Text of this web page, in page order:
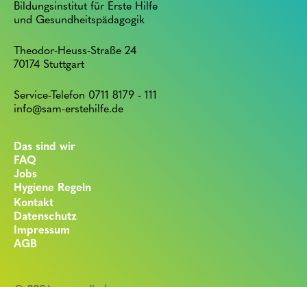
Bildungsinstitut für Erste Hilfe
und Gesundheitspädagogik
Theodor-Heuss-Straße 24
70174 Stuttgart
Service-Telefon 0711 8179 - 111
info@sam-erstehilfe.de
Das sind wir
FAQ
Jobs
Hygiene Regeln
Kontakt
Datenschutz
Impressum
AGB